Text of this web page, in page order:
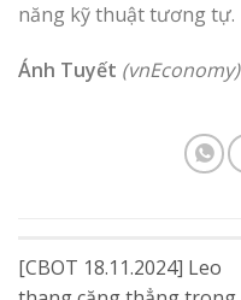
năng kỹ thuật tương tự.
Ánh Tuyết (vnEconomy)
[CBOT 18.11.2024] Leo